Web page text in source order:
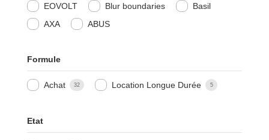
EOVOLT
Blur boundaries
Basil
AXA
ABUS
Formule
Achat 32 Location Longue Durée 5
Etat